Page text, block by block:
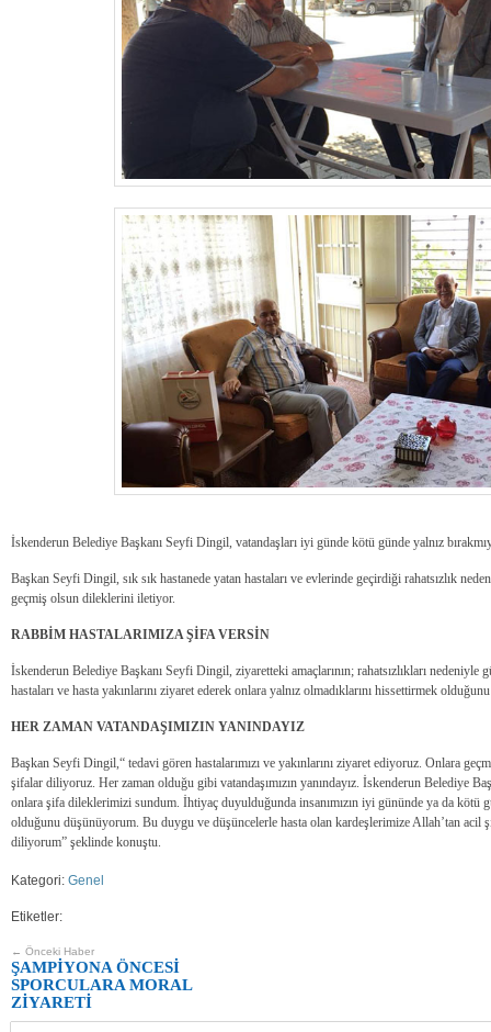
İskenderun Belediye Başkanı Seyfi Dingil, vatandaşları iyi günde kötü günde yalnız
Başkan Seyfi Dingil, sık sık hastanede yatan hastaları ve evlerinde geçirdiği rahatsızlık
geçmiş olsun dileklerini iletiyor.
RABBİM HASTALARIMIZA ŞİFA VERSİN
İskenderun Belediye Başkanı Seyfi Dingil, ziyaretteki amaçlarının; rahatsızlıkları nedeniyle
hastaları ve hasta yakınlarını ziyaret ederek onlara yalnız olmadıklarını hissettirmek
HER ZAMAN VATANDAŞIMIZIN YANINDAYIZ
Başkan Seyfi Dingil,“ tedavi gören hastalarımızı ve yakınlarını ziyaret ediyoruz. Onlara
şifalar diliyoruz. Her zaman olduğu gibi vatandaşımızın yanındayız. İskenderun Belediye
onlara şifa dileklerimizi sundum. İhtiyaç duyulduğunda insanımızın iyi gününde ya da kötü
olduğunu düşünüyorum. Bu duygu ve düşüncelerle hasta olan kardeşlerimize Allah’tan acil
diliyorum” şeklinde konuştu.
Kategori: Genel
Etiketler:
← Önceki Haber
ŞAMPİYONA ÖNCESİ
SPORCULARA MORAL
ZİYARETİ